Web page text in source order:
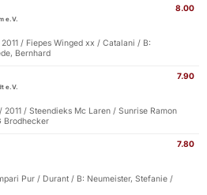
8.00
e.V.
/ Fiepes Winged xx / Catalani / B:
Bernhard
7.90
e.V.
/ Steendieks Mc Laren / Sunrise Ramon
Brodhecker
7.80
Pur / Durant / B: Neumeister, Stefanie /